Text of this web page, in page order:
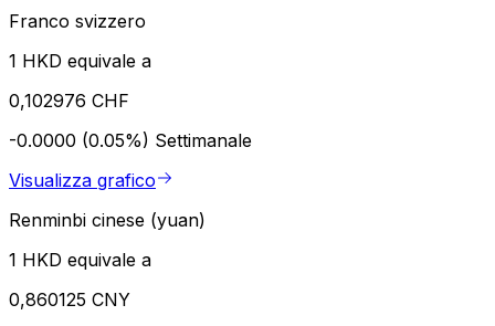
Franco svizzero
1 HKD equivale a
0,102976 CHF
-0.0000 (0.05%) Settimanale
Visualizza grafico
Renminbi cinese (yuan)
1 HKD equivale a
0,860125 CNY